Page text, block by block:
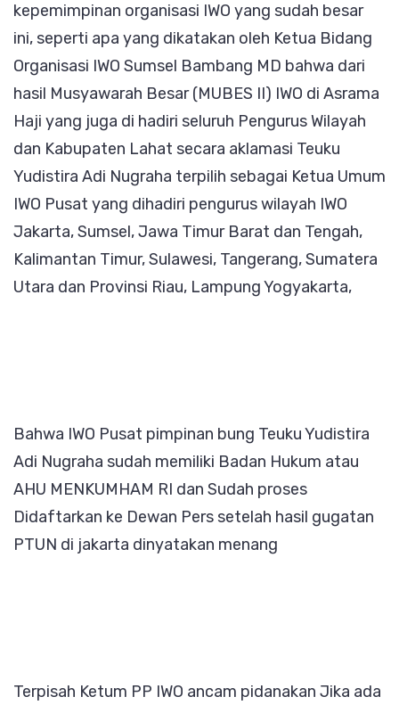
kepemimpinan organisasi IWO yang sudah besar
ini, seperti apa yang dikatakan oleh Ketua Bidang
Organisasi IWO Sumsel Bambang MD bahwa dari
hasil Musyawarah Besar (MUBES II) IWO di Asrama
Haji yang juga di hadiri seluruh Pengurus Wilayah
dan Kabupaten Lahat secara aklamasi Teuku
Yudistira Adi Nugraha terpilih sebagai Ketua Umum
IWO Pusat yang dihadiri pengurus wilayah IWO
Jakarta, Sumsel, Jawa Timur Barat dan Tengah,
Kalimantan Timur, Sulawesi, Tangerang, Sumatera
Utara dan Provinsi Riau, Lampung Yogyakarta,
Bahwa IWO Pusat pimpinan bung Teuku Yudistira
Adi Nugraha sudah memiliki Badan Hukum atau
AHU MENKUMHAM RI dan Sudah proses
Didaftarkan ke Dewan Pers setelah hasil gugatan
PTUN di jakarta dinyatakan menang
Terpisah Ketum PP IWO ancam pidanakan Jika ada